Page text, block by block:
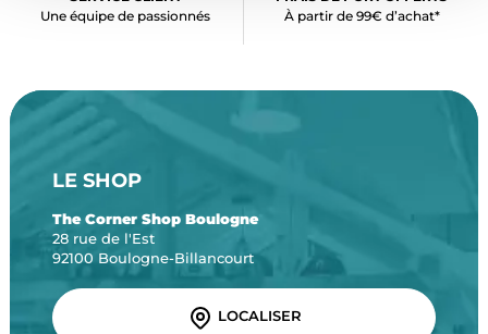
Une équipe de passionnés
À partir de 99€ d’achat*
LE SHOP
The Corner Shop Boulogne
28 rue de l'Est
92100 Boulogne-Billancourt
LOCALISER